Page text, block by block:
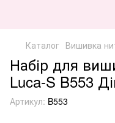
Каталог Вишивка
Набір для
Luca-S B553
Артикул: B553